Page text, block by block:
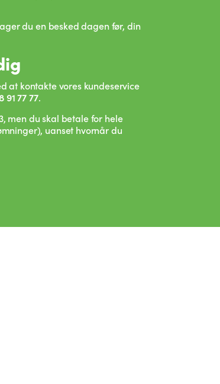
du en besked dagen før, din
at kontakte vores kundeservice
91 77 77.
men du skal betale for hele
uanset hvornår du